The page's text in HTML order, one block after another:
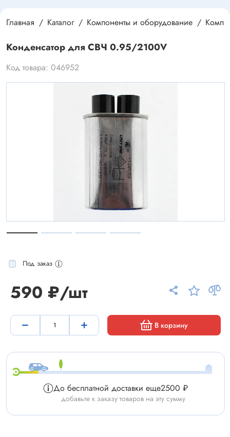
Главная Каталог Компоненты и оборудование
Конденсатор для СВЧ 0.95/2100V
Код товара: 046952
Под заказ
590 ₽/шт
В корзину
До бесплатной доставки еще2500 ₽
добавьте к заказу товаров на эту сумму